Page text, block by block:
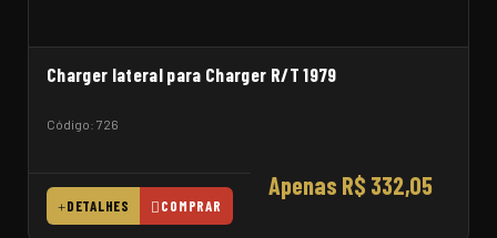
Charger lateral para Charger R/T 1979
Código: 726
Apenas R$ 332,05
DETALHES COMPRAR